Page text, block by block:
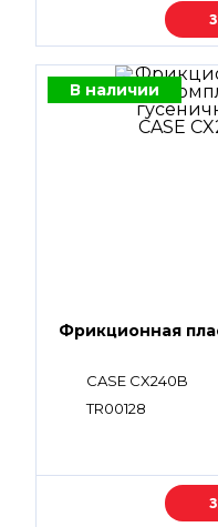
В наличии
Фрикционная
CASE CX240B
TR00128